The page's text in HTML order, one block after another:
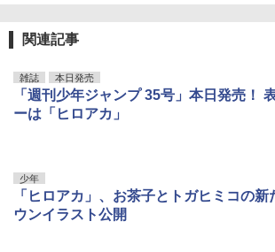
関連記事
雑誌 本日発売
「週刊少年ジャンプ 35号」本日発売！
ーは「ヒロアカ」
少年
「ヒロアカ」、お茶子とトガヒミコの
ウンイラスト公開